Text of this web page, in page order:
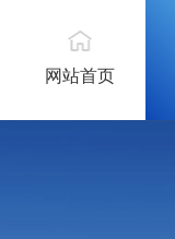
网站首页